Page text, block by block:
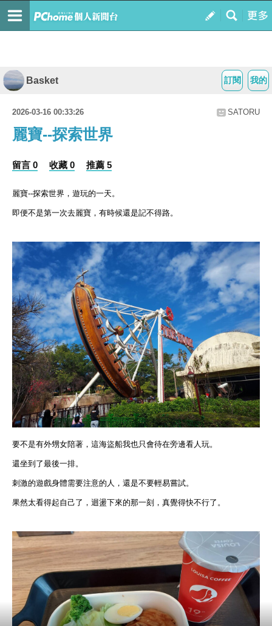
我的
訂閱
Basket
2026-03-16 00:33:26 SATORU
麗寶--探索世界
留言 0 收藏 0 推薦 5
麗寶--探索世界，遊玩的一天。
即便不是第一次去麗寶，有時候還是記不得路。
要不是有外甥女陪著，這海盜船我也只會待在旁邊看人玩。
還坐到了最後一排。
刺激的遊戲身體需要注意的人，還是不要輕易嘗試。
果然太看得起自己了，迴盪下來的那一刻，真覺得快不行了。